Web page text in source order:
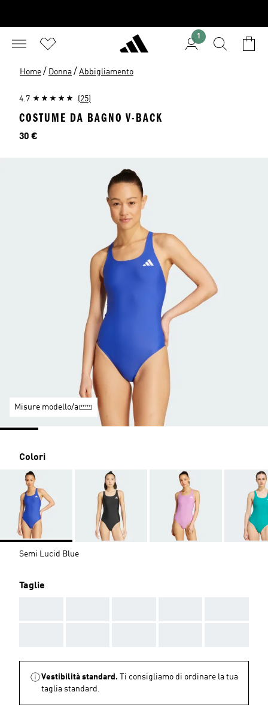
1
Home / Donna / Abbigliamento
4.7 (25)
COSTUME DA BAGNO V-BACK
Prezzo
30 €
Misure modello/a
Colori
Semi Lucid Blue
Taglie
Vestibilità standard.
Ti consigliamo di ordinare la tua
taglia standard.